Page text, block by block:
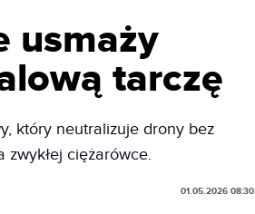
usmaży
tarczę
który neutralizuje drony bez
zwykłej ciężarówce.
01.05.2026 08:30